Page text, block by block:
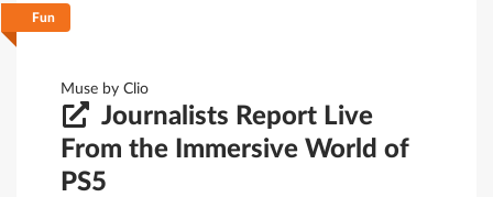
Fun
Muse by Clio
Journalists Report Live
From the Immersive World of
PS5